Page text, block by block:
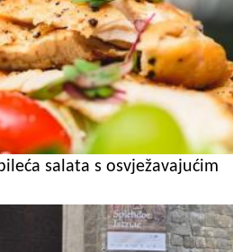
salata s osvježavajućim